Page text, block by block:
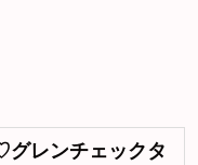
レンチェックタ